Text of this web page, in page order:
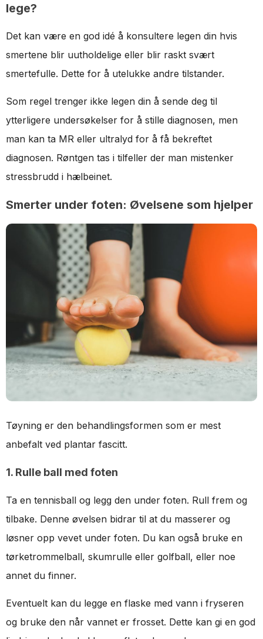
lege?
Det kan være en god idé å konsultere legen din hvis
smertene blir uutholdelige eller blir raskt svært
smertefulle. Dette for å utelukke andre tilstander.
Som regel trenger ikke legen din å sende deg til
ytterligere undersøkelser for å stille diagnosen, men
man kan ta MR eller ultralyd for å få bekreftet
diagnosen. Røntgen tas i tilfeller der man mistenker
stressbrudd i hælbeinet.
Smerter under foten: Øvelsene som hjelper
Tøyning er den behandlingsformen som er mest
anbefalt ved plantar fascitt.
1. Rulle ball med foten
Ta en tennisball og legg den under foten. Rull frem og
tilbake. Denne øvelsen bidrar til at du masserer og
løsner opp vevet under foten. Du kan også bruke en
tørketrommelball, skumrulle eller golfball, eller noe
annet du finner.
Eventuelt kan du legge en flaske med vann i fryseren
og bruke den når vannet er frosset. Dette kan gi en god